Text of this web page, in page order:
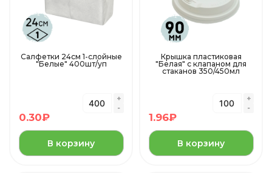
Салфетки 24см 1-слойные
"Белые" 400шт/уп
0.30₽
В корзину
Крышка пластиковая
"Белая" с клапаном для
стаканов 350/450мл
1.96₽
В корзину